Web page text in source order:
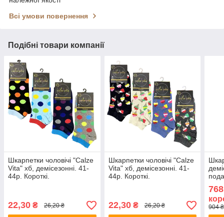
Всі умови повернення
Подібні товари компанії
Шкарпетки чоловічі "Calze
Vita" хб, демісезонні. 41-
44р. Короткі.
22,30 ₴ 26,20 ₴
Шкарпетки чоловічі "Calze
Vita" хб, демісезонні. 41-
44р. Короткі.
22,30₴ 26,20 ₴ 904